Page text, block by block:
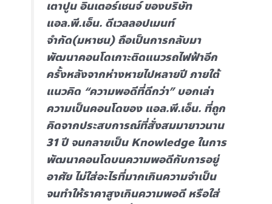
เตาปูน อินเตอร์เชนจ์ ของบริษัท
แอล.พี.เอ็น. ดีเวลลอปเมนท์
จำกัด(มหาชน) ถือเป็นการกลับมา
พัฒนาคอนโดเกาะติดแนวรถไฟฟ้าอีก
ครั้งหลังจากห่างหายไปหลายปี ภายใต้
แนวคิด “ความพอดีที่ดีกว่า” บอกเล่า
ความเป็นคอนโดของ แอล.พี.เอ็น. ที่ถูก
คิดจากประสบการณ์ที่สั่งสมมายาวนาน
31 ปี จนกลายเป็น Knowledge ในการ
พัฒนาคอนโดบนความพอดีกับการอยู่
อาศัย ไม่ใส่อะไรที่มากเกินความจำเป็น
จนทำให้ราคาสูงเกินความพอดี หรือใส่